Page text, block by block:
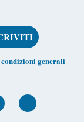
condizioni generali